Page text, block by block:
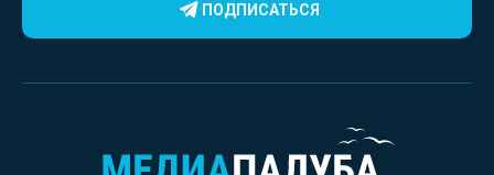
ПОДПИСАТЬСЯ